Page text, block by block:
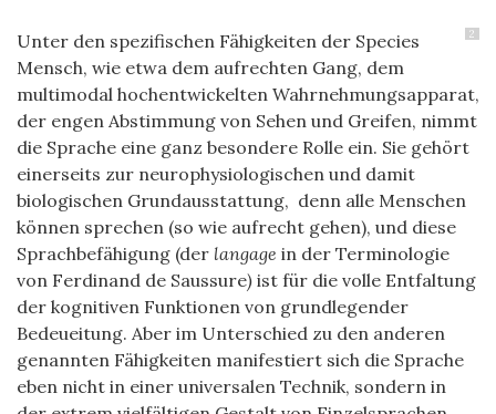
2
Unter den spezifischen Fähigkeiten der Species
Mensch, wie etwa dem aufrechten Gang, dem
multimodal hochentwickelten Wahrnehmungsapparat,
der engen Abstimmung von Sehen und Greifen, nimmt
die Sprache eine ganz besondere Rolle ein. Sie gehört
einerseits zur neurophysiologischen und damit
biologischen Grundausstattung, denn alle Menschen
können sprechen (so wie aufrecht gehen), und diese
Sprachbefähigung (der langage in der Terminologie
von Ferdinand de Saussure) ist für die volle Entfaltung
der kognitiven Funktionen von grundlegender
Bedeueitung. Aber im Unterschied zu den anderen
genannten Fähigkeiten manifestiert sich die Sprache
eben nicht in einer universalen Technik, sondern in